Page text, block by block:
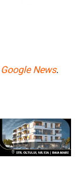
Google News.